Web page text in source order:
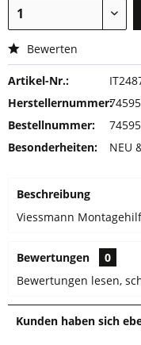
Bewerten
Artikel-Nr.:
Herstellernummer:
Bestellnummer:
Besonderheiten:
NEU
Beschreibung
Viessmann
Bewertungen
0
Bewertungen lesen,
Kunden haben sich